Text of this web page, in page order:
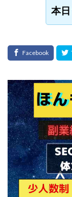
本日
フラットワー
フルーツ(ス
김 가싸